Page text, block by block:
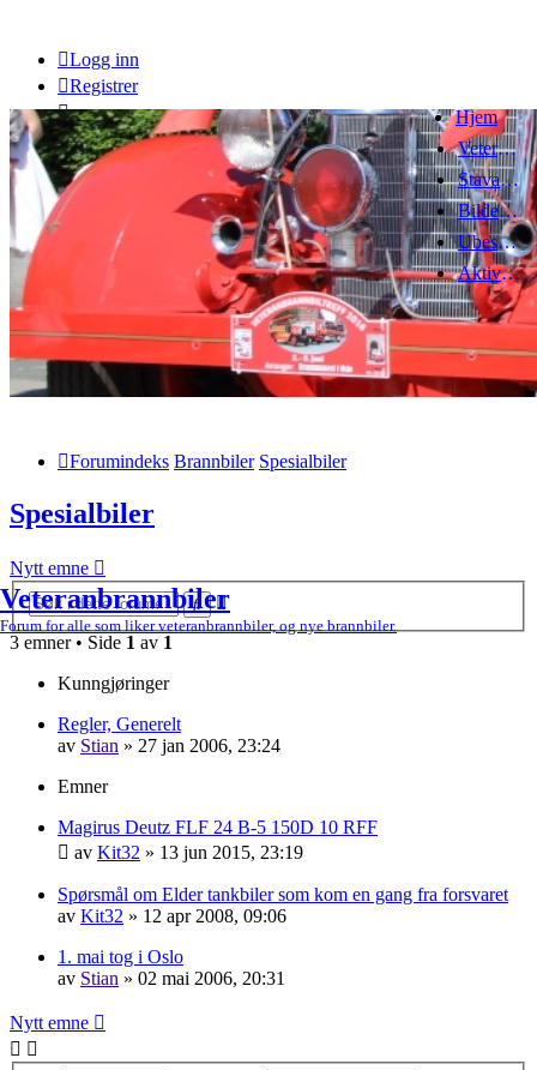
Logg inn
Registrer
Hjem
Veteranbrannbiltreff 2008
Stavanger Brannbilklubb
Bildegalleri
Ubesvarte innlegg
Aktive emner
Veteranbrannbiler
Forum for alle som liker veteranbrannbiler, og nye brannbiler.
Forumindeks Brannbiler Spesialbiler
Spesialbiler
Nytt emne
SøkAvansert
søk
3 emner • Side 1 av 1
Kunngjøringer
Regler, Generelt
av Stian » 27 jan 2006, 23:24
Emner
Magirus Deutz FLF 24 B-5 150D 10 RFF
av Kit32 » 13 jun 2015, 23:19
Spørsmål om Elder tankbiler som kom en gang fra forsvaret
av Kit32 » 12 apr 2008, 09:06
1. mai tog i Oslo
av Stian » 02 mai 2006, 20:31
Nytt emne